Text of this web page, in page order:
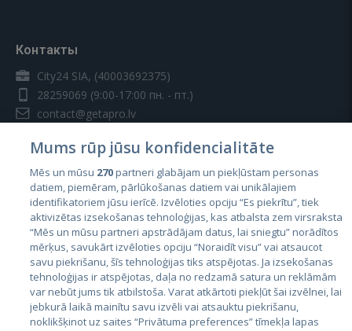
Контакты
City24 SIA, (40003692375)
28259069 (9:00-17:00 пн. - пт.)
contact@getapro.lv
Страны
Эстония
Латвия
Литва
Mums rūp jūsu konfidencialitāte
Mēs un mūsu 270partneri glabājam un piekļūstam personas
datiem, piemēram, pārlūkošanas datiem vai unikālajiem
identifikatoriem jūsu ierīcē. Izvēloties opciju “Es piekrītu”, tiek
aktivizētas izsekošanas tehnoloģijas, kas atbalsta zem virsraksta
“Mēs un mūsu partneri apstrādājam datus, lai sniegtu” norādītos
mērķus, savukārt izvēloties opciju “Noraidīt visu” vai atsaucot
savu piekrišanu, šīs tehnoloģijas tiks atspējotas. Ja izsekošanas
tehnoloģijas ir atspējotas, daļa no redzamā satura un reklāmām
var nebūt jums tik atbilstoša. Varat atkārtoti piekļūt šai izvēlnei, lai
jebkurā laikā mainītu savu izvēli vai atsauktu piekrišanu,
noklikšķinot uz saites “Privātuma preferences” tīmekļa lapas